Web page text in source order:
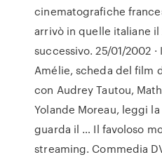
cinematografiche
arrivò in quelle italiane
successivo. 25/01/2002
Amélie, scheda del film
con Audrey Tautou,
Yolande Moreau, leggi
guarda il … Il favoloso
streaming. Commedia